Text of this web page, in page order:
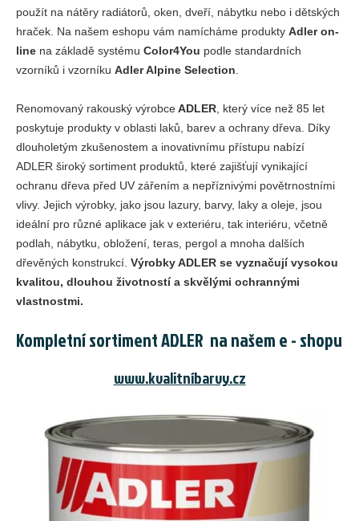
použít na nátěry radiátorů, oken, dveří, nábytku nebo i dětských
hraček. Na našem eshopu vám namícháme produkty Adler on-
line na základě systému Color4You podle standardních
vzorníků i vzorníku Adler Alpine Selection
Renomovaný rakouský výrobceADLER , který více než 85 let
poskytuje produkty v oblasti laků, barev a ochrany dřeva. Díky
dlouholetým zkušenostem a inovativnímu přístupu nabízí
ADLER široký sortiment produktů, které zajišťují vynikající
ochranu dřeva před UV zářením a nepříznivými povětrnostními
vlivy. Jejich výrobky, jako jsou lazury, barvy, laky a oleje, jsou
ideální pro různé aplikace jak v exteriéru, tak interiéru, včetně
podlah, nábytku, obložení, teras, pergol a mnoha dalších
dřevěných konstrukcí. Výrobky ADLER se vyznačují vysokou
kvalitou, dlouhou životností a skvělými ochrannými
vlastnostmi.
Kompletní sortiment ADLER na našem e - shopu
www.kvalitníbarvy.cz